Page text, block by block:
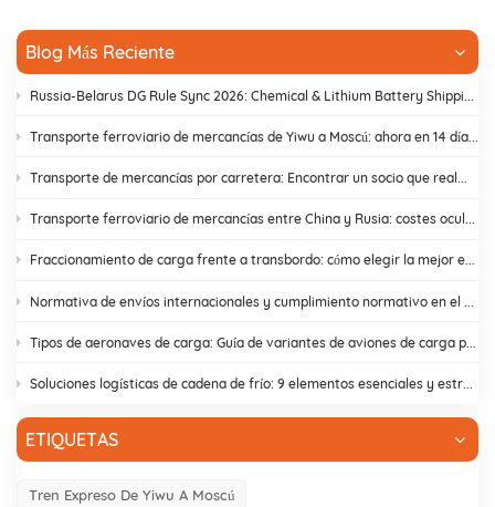
Blog Más Reciente
Transporte de mercancías por carretera: Encontrar un socio que realmente cumpla
Transporte ferroviario de mercancías entre China y Rusia: costes ocultos y cómo evitarlos.
Fraccionamiento de carga frente a transbordo: cómo elegir la mejor estrategia de envío.
Soluciones logísticas de cadena de frío: 9 elementos esenciales y estrategias de diseño
ETIQUETAS
Tren Expreso De Yiwu A Moscú